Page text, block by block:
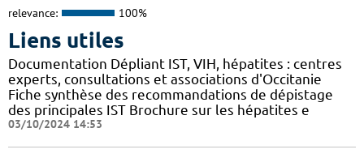
relevance: 100%
Liens utiles
Documentation Dépliant IST, VIH, hépatites : centres
experts, consultations et associations d'Occitanie
Fiche synthèse des recommandations de dépistage
des principales IST Brochure sur les hépatites e
03/10/2024 14:53